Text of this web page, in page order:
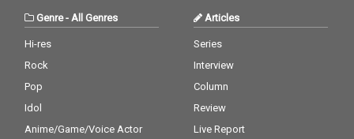
Genre- All Genres
Hi-res
Rock
Pop
Idol
Anime/Game/Voice Actor
Articles
Series
Interview
Column
Review
Live Report